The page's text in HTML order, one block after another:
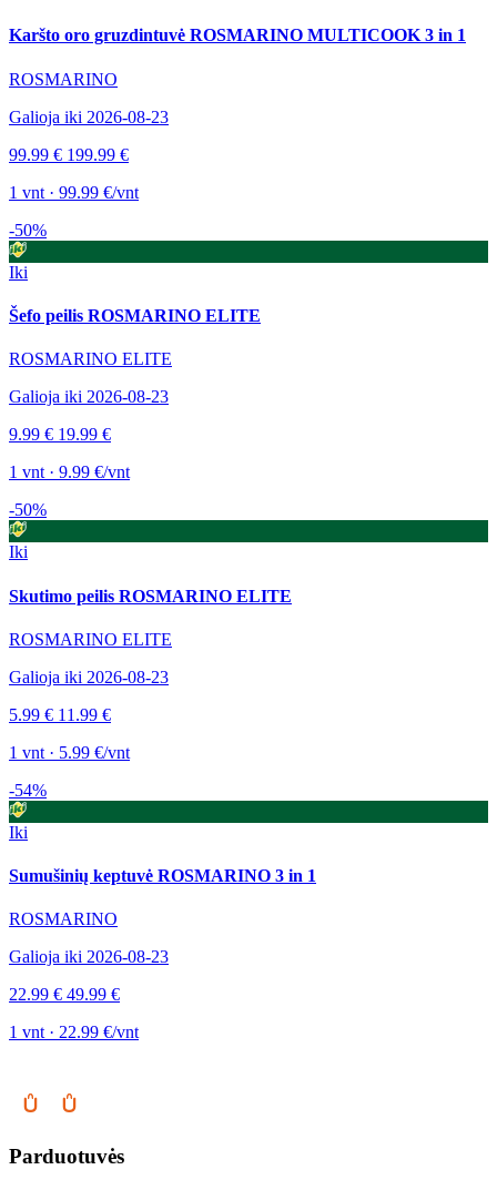
Karšto oro gruzdintuvė ROSMARINO MULTICOOK 3 in 1
ROSMARINO
Galioja iki 2026-08-23
99.99 € 199.99 €
1 vnt · 99.99 €/vnt
-50%
Iki
Šefo peilis ROSMARINO ELITE
ROSMARINO ELITE
Galioja iki 2026-08-23
9.99 € 19.99 €
1 vnt · 9.99 €/vnt
-50%
Iki
Skutimo peilis ROSMARINO ELITE
ROSMARINO ELITE
Galioja iki 2026-08-23
5.99 € 11.99 €
1 vnt · 5.99 €/vnt
-54%
Iki
Sumušinių keptuvė ROSMARINO 3 in 1
ROSMARINO
Galioja iki 2026-08-23
22.99 € 49.99 €
1 vnt · 22.99 €/vnt
Parduotuvės